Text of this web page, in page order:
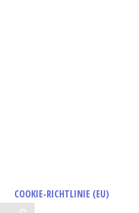
COOKIE-RICHTLINIE (EU)